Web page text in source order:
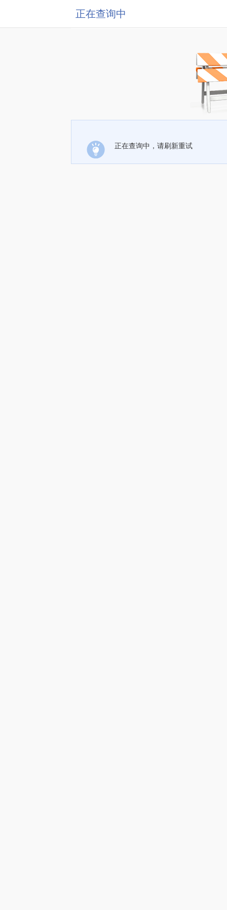
正在查询中
正在查询中，请刷新重试